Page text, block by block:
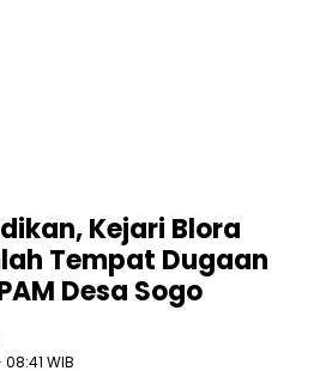
Kejari Blora
Tempat Dugaan
Desa Sogo
08:41 WIB